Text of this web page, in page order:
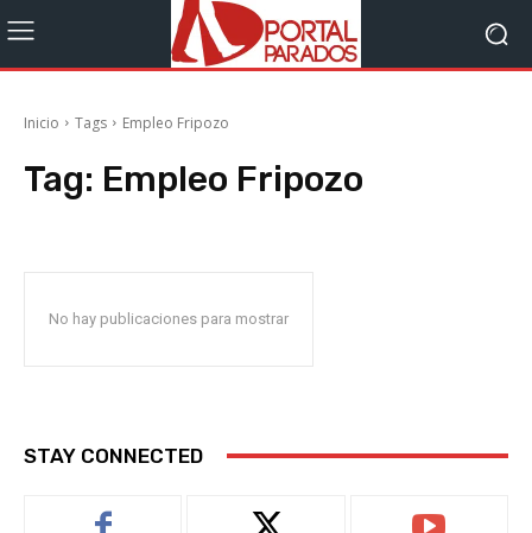
Inicio Tags Empleo Fripozo
Tag: Empleo Fripozo
No hay publicaciones para mostrar
STAY CONNECTED